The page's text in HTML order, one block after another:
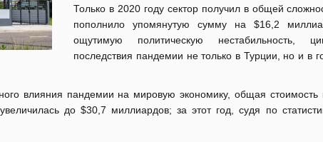
Только в 2020 году сектор получил в общей
пополнило упомянутую сумму на $16,2
ощутимую политическую нестабильность,
последствия пандемии не только в Турции, но и в
влияния пандемии на мировую экономику, общая стоимость
до $30,7 миллиардов; за этот год, судя по